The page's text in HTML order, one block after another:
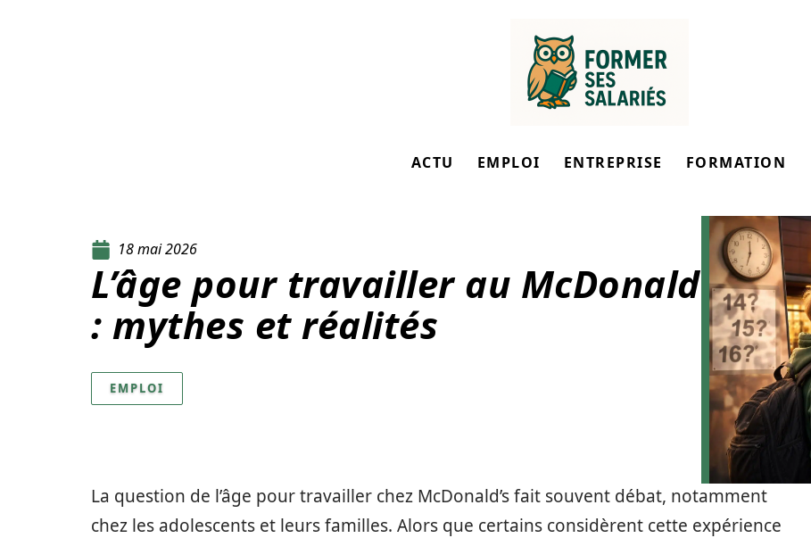
ACTU EMPLOI ENTREPRISE FORMATION
18 mai 2026
L’âge pour travailler au McDonald
: mythes et réalités
EMPLOI
La question de l’âge pour travailler chez McDonald’s fait souvent débat, notamment
chez les adolescents et leurs familles. Alors que certains considèrent cette expérience